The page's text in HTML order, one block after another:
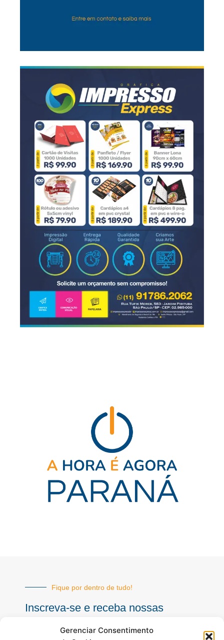
Gerenciar Consentimento
Fique por dentro de tudo!
Inscreva-se e receba nossas